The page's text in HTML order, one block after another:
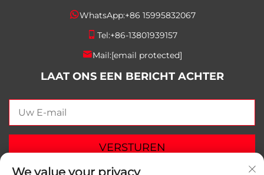
WhatsApp:+86 15995832067
Tel:+86-13801939157
Mail:[email protected]
LAAT ONS EEN BERICHT ACHTER
VERSTUREN
We value your privacy